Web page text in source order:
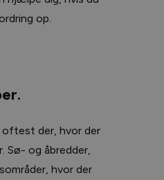
op.
der, hvor der
Sø- og åbredder,
hvor der